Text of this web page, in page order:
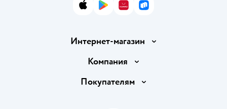
App StoreGoogle Play
AppGallery
RuStore
Интернет-магазин
Доставка и оплата
Правила продажи
Компания
Вакансии
Покупателям